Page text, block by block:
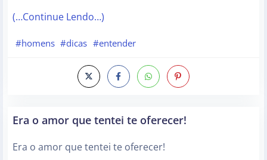
(…Continue Lendo…)
#homens #dicas #entender
Era o amor que tentei te oferecer!
Era o amor que tentei te oferecer!